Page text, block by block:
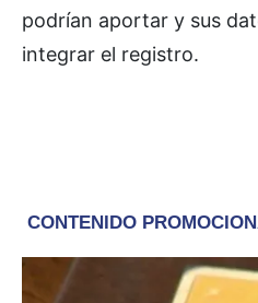
podrían aportar y sus
integrar el registro.